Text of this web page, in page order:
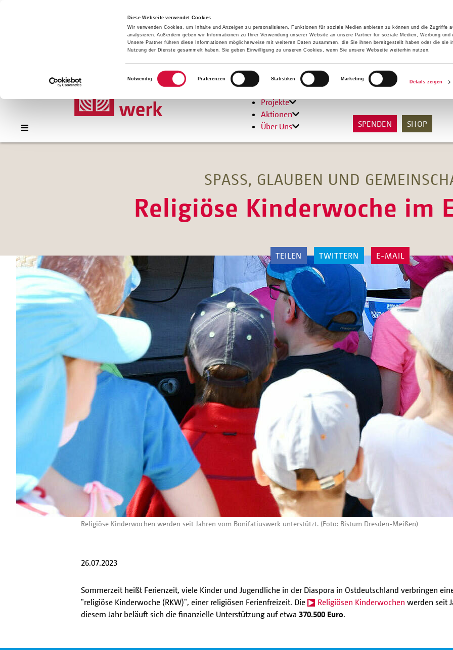
Diese Webseite verwendet Cookies
Wir verwenden Cookies, um Inhalte und Anzeigen zu personalisieren, Funktionen für soziale Medien anbieten zu können und die Zugriffe
analysieren. Außerdem geben wir Informationen zu Ihrer Verwendung unserer Website an unsere Partner für soziale Medien, Werbung und
Unsere Partner führen diese Informationen möglicherweise mit weiteren Daten zusammen, die Sie ihnen bereitgestellt haben oder die sie
Nutzung der Dienste gesammelt haben. Sie geben Einwilligung zu unseren Cookies, wenn Sie unsere Webseite weiterhin nutzen.
Einwilligungsauswahl
Notwendig
Präferenzen Statistiken Marketing
Details zeigen
Hilfen
Projekte
Aktionen
Über Uns
SPENDEN SHOP
SPASS, GLAUBEN UND
Religiöse Kinderwoche im
TEILEN TWITTERN E-MAIL
Religiöse Kinderwochen werden seit Jahren vom Bonifatiuswerk unterstützt. (Foto: Bistum Dresden-Meißen)
26.07.2023
Sommerzeit heißt Ferienzeit, viele Kinder und Jugendliche in der Diaspora in Ostdeutschland verbringen
"religiöse Kinderwoche (RKW)", einer religiösen Ferienfreizeit. Die
Religiösen Kinderwochen werden seit
diesem Jahr beläuft sich die finanzielle Unterstützung auf etwa 370.500 Euro.